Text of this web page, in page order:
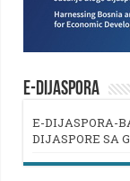
E-DIJASPORA
E-DIJASPORA-
DIJASPORE SA